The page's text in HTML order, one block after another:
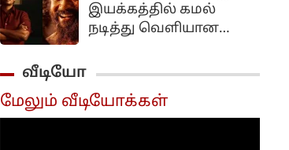
இயக்கத்தில் கமல்
நடித்து வெளியான
பிலிம்ஸ் நிறுவனம்
தயாரிப்பில் கமல் நடித்து
வீடியோ
மேலும் வீடியோக்கள்